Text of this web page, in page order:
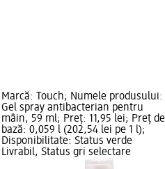
Marcă: Touch; Numele produsului:
Gel spray antibacterian pentru
mâin, 59 ml; Preț: 11,95 lei; Preț de
bază: 0,059 l (202,54 lei pe 1 l);
Disponibilitate: Status verde
Livrabil, Status gri selectare